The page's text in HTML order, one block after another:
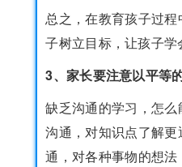
总之，在教育孩子过
子树立目标，让孩子学
3、家长要注意以平等
缺乏沟通的学习，怎
沟通，对知识点了解
通，对各种事物的想